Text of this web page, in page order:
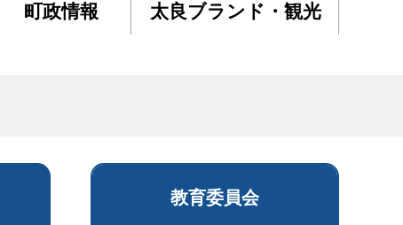
町政情報 太良ブランド・観光
教育委員会